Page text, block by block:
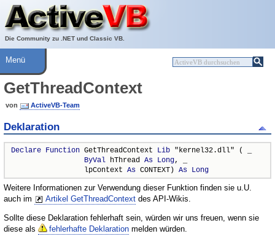
Die Community zu .NET und Classic VB.
Über ActiveVB
Hilfe
Menü
GetThreadContext
von ActiveVB-Team
Deklaration
Declare Function GetThreadContext Lib "kernel32.dll" ( _
ByVal hThread As Long, _
                 lpContext
As CONTEXT) As Long
Weitere Informationen zur Verwendung dieser Funktion finden sie u.U.
auch im
Artikel GetThreadContext des API-Wikis.
Sollte diese Deklaration fehlerhaft sein, würden wir uns freuen, wenn sie
diese als
fehlerhafte Deklaration melden würden.